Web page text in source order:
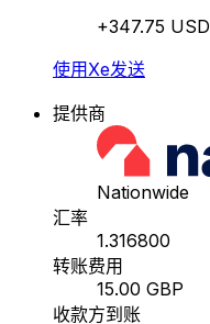
+347.75 USD
使用Xe发送
提供商
Nationwide
汇率
1.316800
转账费用
15.00 GBP
收款方到账